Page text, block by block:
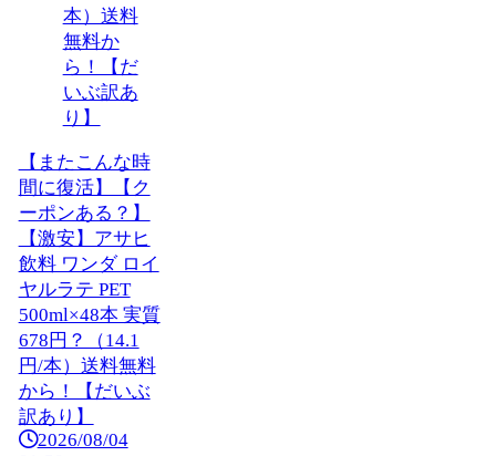
【またこんな時
間に復活】【ク
ーポンある？】
【激安】アサヒ
飲料 ワンダ ロイ
ヤルラテ PET
500ml×48本 実質
678円？（14.1
円/本）送料無料
から！【だいぶ
訳あり】
2026/08/04